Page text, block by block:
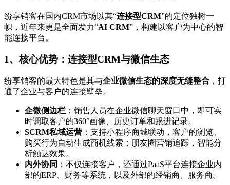
纷享销客在国内CRM市场以其“连接型CRM”的定位独树一
帜，近年来更是全面发力“AI CRM”，构建以客户为中心的智
能连接平台。
1、核心优势：连接型CRM与微信生态
纷享销客的最大特色是其与企业微信生态的深度无缝整合 ，打
通了企业与客户的连接壁垒。
企微侧边栏 ：销售人员在企业微信聊天窗口中，即可实
时调取客户的360°画像、历史订单和跟进记录。
SCRM私域运营 ：支持小程序商城联动，客户的浏览、
购买行为自动生成商机线索；朋友圈营销追踪，智能分
析触达效果。
内外协同 ：不仅连接客户，还通过PaaS平台连接企业内
部的ERP、财务等系统，以及外部的经销商、服务商。